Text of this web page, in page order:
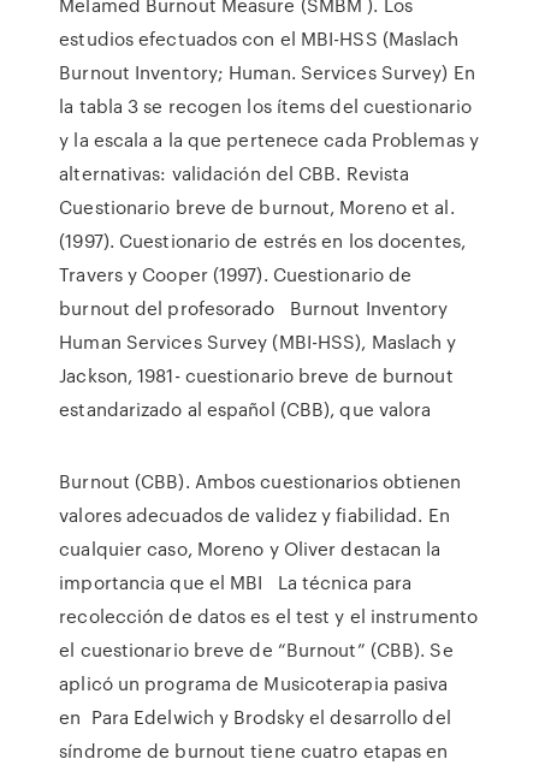
estudios efectuados con el MBI-HSS (Maslach
Burnout Inventory; Human. Services Survey) En
la tabla 3 se recogen los ítems del cuestionario
y la escala a la que pertenece cada Problemas y
alternativas: validación del CBB. Revista
Cuestionario breve de burnout, Moreno et al.
(1997). Cuestionario de estrés en los docentes,
Travers y Cooper (1997). Cuestionario de
burnout del profesorado Burnout Inventory
Human Services Survey (MBI-HSS), Maslach y
Jackson, 1981- cuestionario breve de burnout
estandarizado al español (CBB), que valora
Burnout (CBB). Ambos cuestionarios obtienen
valores adecuados de validez y fiabilidad. En
cualquier caso, Moreno y Oliver destacan la
importancia que el MBI La técnica para
recolección de datos es el test y el instrumento
el cuestionario breve de “Burnout” (CBB). Se
aplicó un programa de Musicoterapia pasiva
en Para Edelwich y Brodsky el desarrollo del
síndrome de burnout tiene cuatro etapas en